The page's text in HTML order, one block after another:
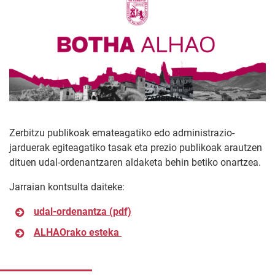
Zerbitzu publikoak emateagatiko edo administrazio-
jarduerak egiteagatiko tasak eta prezio publikoak arautzen
dituen udal-ordenantzaren aldaketa behin betiko onartzea.
Jarraian kontsulta daiteke:
udal-ordenantza (pdf)
ALHAOrako esteka